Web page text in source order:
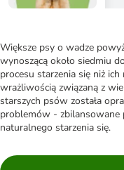
Większe psy o wadze
wynoszącą około siedmiu
procesu starzenia się niż
wrażliwością związaną z
starszych psów została
problemów - zbilansowane
naturalnego starzenia się.